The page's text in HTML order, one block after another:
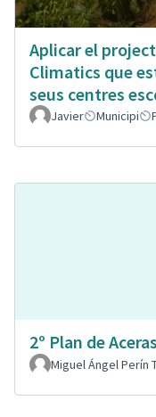
Aplicar el
Climatics que
seus centres
Javier Municipi
2º Plan de
Miguel Ángel Perín